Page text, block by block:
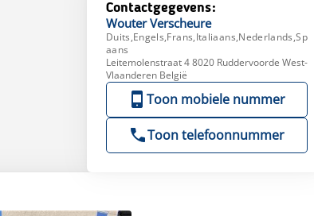
Contactgegevens:
Wouter Verscheure
Duits,Engels,Frans,Italiaans,Nederlands,Sp
aans
Leitemolenstraat 4 8020 Ruddervoorde West-
Vlaanderen België
Toon mobiele nummer
Toon telefoonnummer